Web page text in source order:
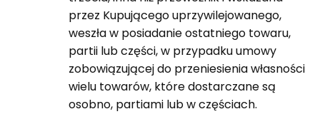
przez Kupującego uprzywilejowanego,
weszła w posiadanie ostatniego towaru,
partii lub części, w przypadku umowy
zobowiązującej do przeniesienia własności
wielu towarów, które dostarczane są
osobno, partiami lub w częściach.